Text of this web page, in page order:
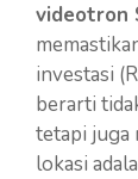
videotron
investasi
berarti
tetapi juga
lokasi